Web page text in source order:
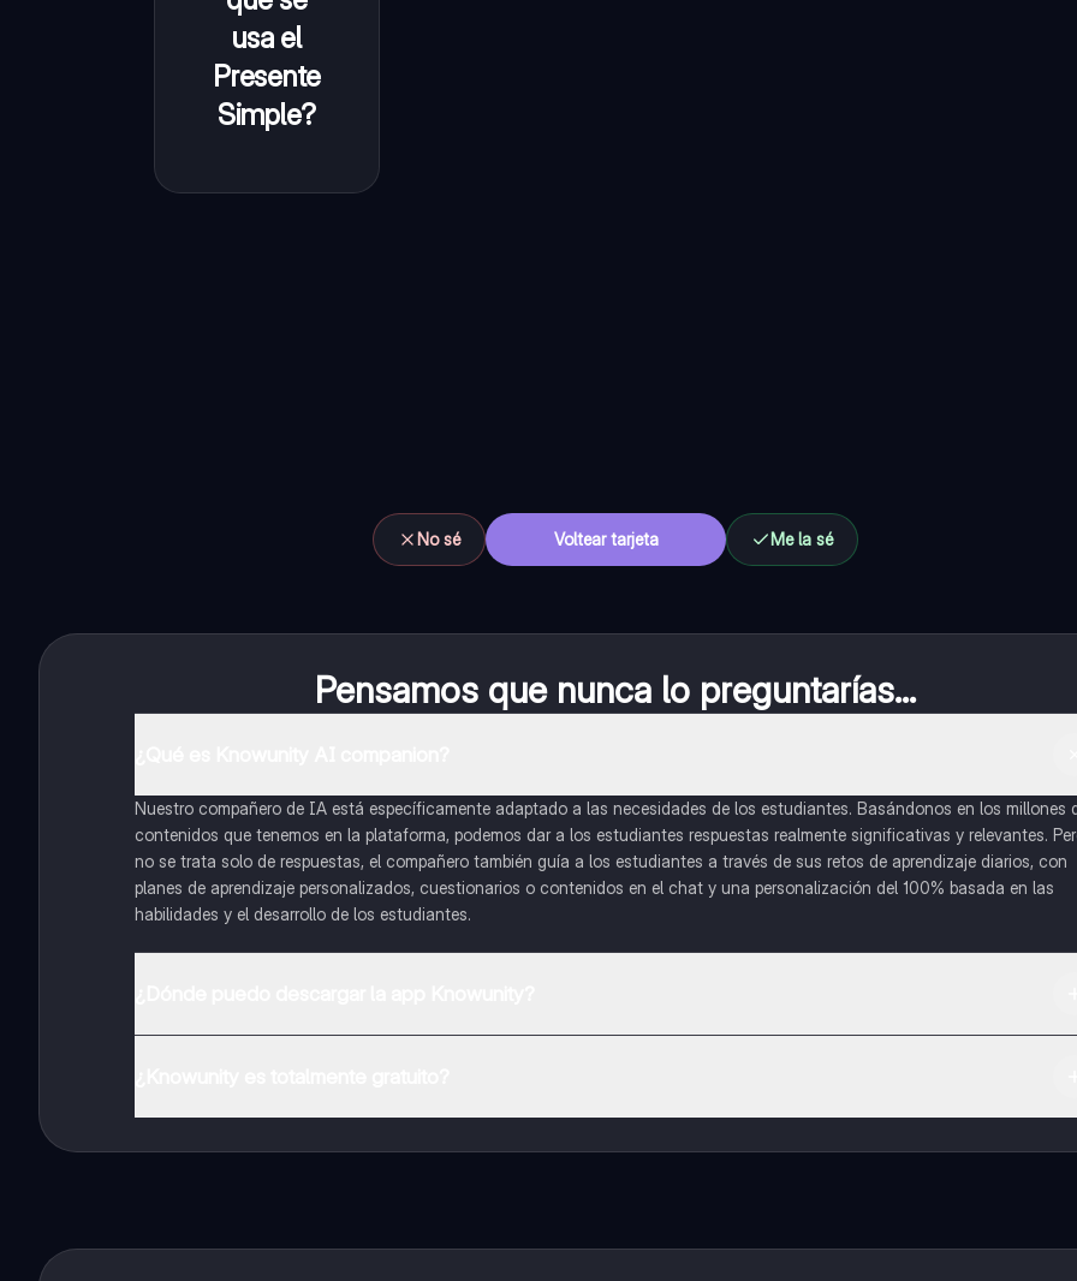
usa el
Presente
Simple?
rutinas,
hechos
generales y
verdades
No sé Voltear tarjeta Me la sé
Pensamos que nunca lo preguntarías...
Nuestro compañero de IA está específicamente adaptado a las necesidades de los estudiantes. Basándonos en los millones
contenidos que tenemos en la plataforma, podemos dar a los estudiantes respuestas realmente significativas y relevantes.
no se trata solo de respuestas, el compañero también guía a los estudiantes a través de sus retos de aprendizaje diarios, con
planes de aprendizaje personalizados, cuestionarios o contenidos en el chat y una personalización del 100% basada en las
habilidades y el desarrollo de los estudiantes.
inmeditamente. Puedes ganar dinero utilizando la aplicación, que te permitirá acceder a determinadas funciones.